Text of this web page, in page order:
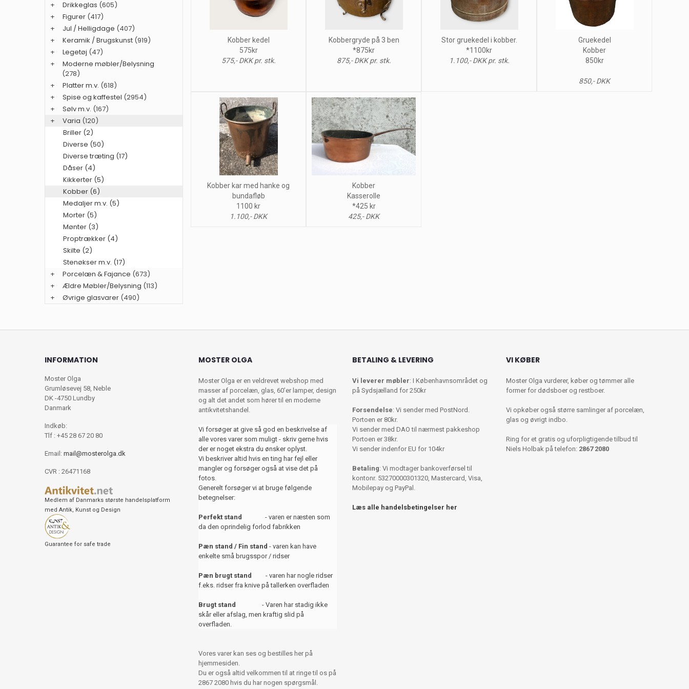
Kobber kedel
575kr
575,- DKK pr. stk.
Kobbergryde på 3 ben
*875kr
875,- DKK pr. stk.
Stor gruekedel i kobber.
*1100kr
1.100,- DKK pr. stk.
Gruekedel
Kobber
850kr
850,- DKK
Kobber kar med hanke og
bundafløb
1100 kr
1.100,- DKK
Kobber
Kasserolle
*425 kr
425,- DKK
+ Drikkeglas (605)
+
Figurer (417)
+
Jul / Helligdage (407)
+
Keramik / Brugskunst (919)
+
Legetøj (47)
+
Moderne møbler/Belysning
(278)
+
Platter m.v. (618)
+
Spise og kaffestel (2954)
+
Sølv m.v. (167)
+
Varia (120)
Briller (2)
Diverse (50)
Diverse træting (17)
Dåser (4)
Kikkerter (5)
Kobber (6)
Medaljer m.v. (5)
Morter (5)
Mønter (3)
Proptrækker (4)
Skilte (2)
Stenøkser m.v. (17)
+
Porcelæn & Fajance (673)
+
Ældre Møbler/Belysning (113)
+
Øvrige glasvarer (490)
INFORMATION
Moster Olga
Grumløsevej 58, Neble
DK -4750 Lundby
Danmark
Indkøb:
Tlf : +45 28 67 20 80
Email: mail@mosterolga.dk
CVR : 26471168
Medlem af Danmarks største handelsplatform
med Antik, Kunst og Design
Guarantee for safe trade
MOSTER OLGA
Moster Olga er en veldrevet webshop med
masser af porcelæn, glas, 60’er lamper, design
og alt det andet som hører til en moderne
antikvitetshandel.
Vi forsøger at give så god en beskrivelse af
alle vores varer som muligt - skriv gerne hvis
der er noget ekstra du ønsker oplyst.
Vi beskriver altid hvis en ting har fejl eller
mangler og forsøger også at vise det på
fotos.
Generelt forsøger vi at bruge følgende
betegnelser:
Perfekt stand
- varen er næsten som
da den oprindelig forlod fabrikken
Pæn stand / Fin stand - varen kan have
enkelte små brugsspor / ridser
Pæn brugt stand
- varen har nogle ridser
f.eks. ridser fra knive på tallerken overfladen
Brugt stand
- Varen har stadig ikke
skår eller afslag, men kraftig slid på
overfladen.
Vores varer kan ses og bestilles her på
hjemmesiden.
Du er også altid velkommen til at ringe til os på
2867 2080 hvis du har nogen spørgsmål.
BETALING & LEVERING
Vi leverer møbler: I Københavnsområdet og
på Sydsjælland for 250kr
Forsendelse: Vi sender med PostNord.
Portoen er 80kr.
Vi sender med DAO til nærmest pakkeshop
Portoen er 38kr.
Vi sender indenfor EU for 104kr
Betaling: Vi modtager bankoverførsel til
kontonr. 53270000301320, Mastercard, Visa,
Mobilepay og PayPal.
Læs alle handelsbetingelser her
VI KØBER
Moster Olga vurderer, køber og tømmer alle
former for dødsboer og restboer.
Vi opkøber også større samlinger af porcelæn,
glas og øvrigt indbo.
Ring for et gratis og uforpligtigende tilbud til
Niels Holbak på telefon: 2867 2080